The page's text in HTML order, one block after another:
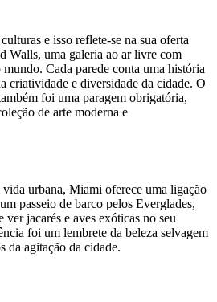
e isso reflete-se na sua oferta
Walls, uma galeria ao ar livre com
Cada parede conta uma história
criatividade e diversidade da cidade. O
foi uma paragem obrigatória,
de arte moderna e
vida urbana, Miami oferece uma ligação
passeio de barco pelos Everglades,
jacarés e aves exóticas no seu
foi um lembrete da beleza selvagem
da agitação da cidade.